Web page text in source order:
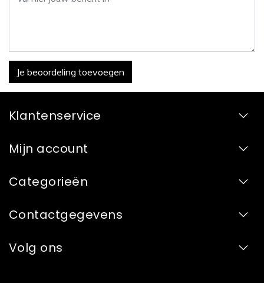
Je beoordeling toevoegen
Klantenservice
Mijn account
Categorieën
Contactgegevens
Volg ons